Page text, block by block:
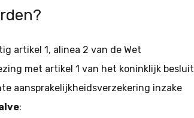
artikel 1, alinea 2 van de Wet
met artikel 1 van het koninklijk besluit
aansprakelijkheidsverzekering inzake
: